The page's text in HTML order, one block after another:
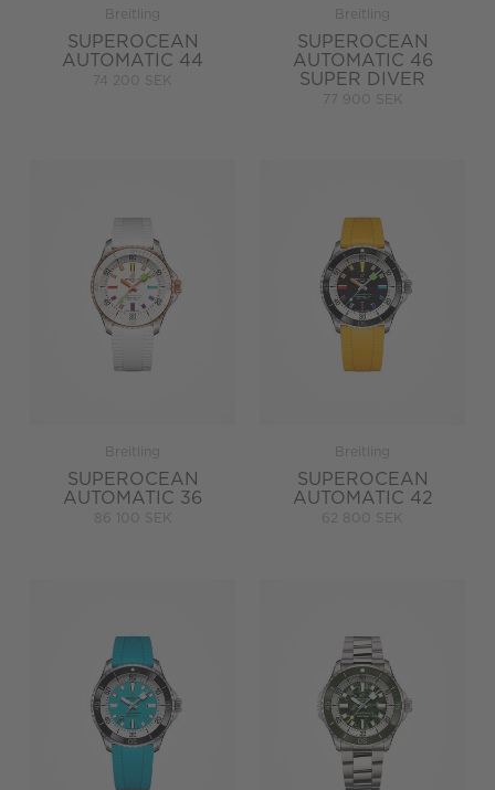
Breitling
SUPEROCEAN
AUTOMATIC 44
74 200 SEK
Breitling
SUPEROCEAN
AUTOMATIC 46
SUPER DIVER
77 900 SEK
Breitling
SUPEROCEAN
AUTOMATIC 36
86 100 SEK
Breitling
SUPEROCEAN
AUTOMATIC 42
62 800 SEK